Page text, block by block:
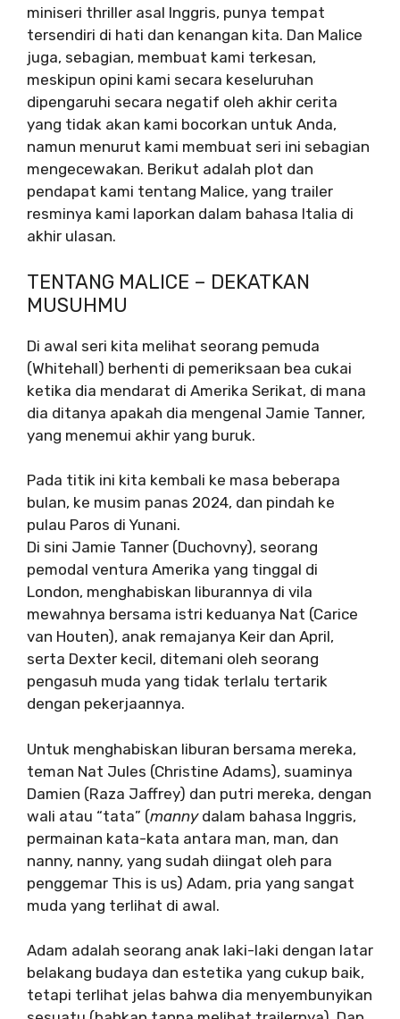
miniseri thriller asal Inggris, punya tempat
tersendiri di hati dan kenangan kita. Dan Malice
juga, sebagian, membuat kami terkesan,
meskipun opini kami secara keseluruhan
dipengaruhi secara negatif oleh akhir cerita
yang tidak akan kami bocorkan untuk Anda,
namun menurut kami membuat seri ini sebagian
mengecewakan. Berikut adalah plot dan
pendapat kami tentang Malice, yang trailer
resminya kami laporkan dalam bahasa Italia di
akhir ulasan.
TENTANG MALICE – DEKATKAN
MUSUHMU
Di awal seri kita melihat seorang pemuda
(Whitehall) berhenti di pemeriksaan bea cukai
ketika dia mendarat di Amerika Serikat, di mana
dia ditanya apakah dia mengenal Jamie Tanner,
yang menemui akhir yang buruk.
Pada titik ini kita kembali ke masa beberapa
bulan, ke musim panas 2024, dan pindah ke
pulau Paros di Yunani.
Di sini Jamie Tanner (Duchovny), seorang
pemodal ventura Amerika yang tinggal di
London, menghabiskan liburannya di vila
mewahnya bersama istri keduanya Nat (Carice
van Houten), anak remajanya Keir dan April,
serta Dexter kecil, ditemani oleh seorang
pengasuh muda yang tidak terlalu tertarik
dengan pekerjaannya.
Untuk menghabiskan liburan bersama mereka,
teman Nat Jules (Christine Adams), suaminya
Damien (Raza Jaffrey) dan putri mereka, dengan
wali atau “tata” (manny dalam bahasa Inggris,
permainan kata-kata antara man, man, dan
nanny, nanny, yang sudah diingat oleh para
penggemar This is us) Adam, pria yang sangat
muda yang terlihat di awal.
Adam adalah seorang anak laki-laki dengan latar
belakang budaya dan estetika yang cukup baik,
tetapi terlihat jelas bahwa dia menyembunyikan